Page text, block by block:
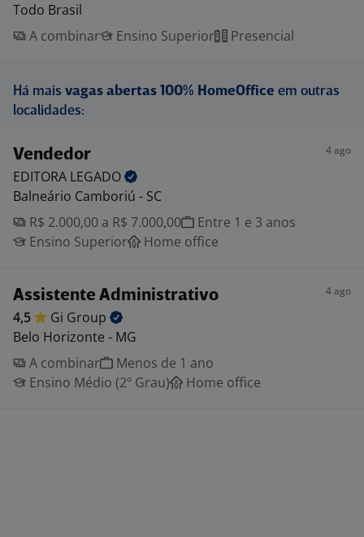
Todo Brasil
A combinar
Ensino Superior Presencial
Há mais vagas abertas 100% HomeOffice em outras
localidades:
Vendedor 4 ago
EDITORA LEGADO
Balneário Camboriú - SC
R$ 2.000,00 a R$ 7.000,00
Entre 1 e 3 anos
Ensino Superior
Home office
Assistente Administrativo 4 ago
4,5 Gi Group
Belo Horizonte - MG
A combinar
Menos de 1 ano
Ensino Médio (2º Grau)
Home office